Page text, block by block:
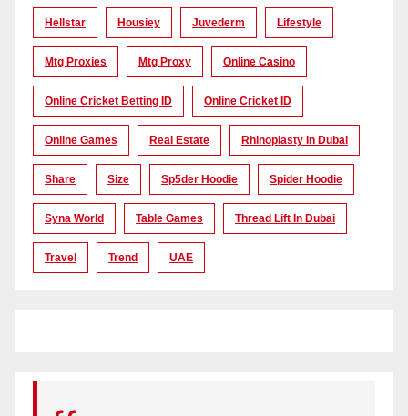
Hellstar Housiey Juvederm Lifestyle
Mtg Proxies Mtg Proxy Online Casino
Online Cricket Betting ID Online Cricket ID
Online Games Real Estate Rhinoplasty In Dubai
Share Size Sp5der Hoodie Spider Hoodie
Syna World Table Games Thread Lift In Dubai
Travel Trend UAE